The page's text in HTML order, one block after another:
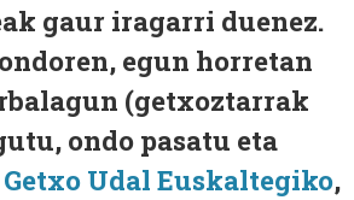
gaur iragarri duenez.
egun horretan
(getxoztarrak
ondo pasatu eta
Getxo Udal Euskaltegiko,